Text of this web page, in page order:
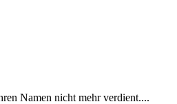
Namen nicht mehr verdient....